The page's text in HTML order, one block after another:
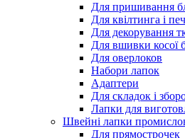
Для пришивання
Для квілтинга і
Для декорування
Для вшивки косої
Для оверлоков
Набори лапок
Адаптери
Для складок і
Лапки для
Швейні лапки
Для прямострочек